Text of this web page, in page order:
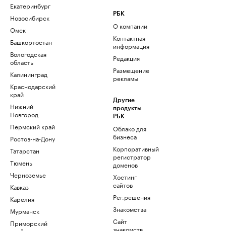
Екатеринбург
Новосибирск
Омск
Башкортостан
Вологодская
область
Калининград
Краснодарский
край
Нижний
Новгород
Пермский край
Ростов-на-Дону
Татарстан
Тюмень
Черноземье
Кавказ
Карелия
Мурманск
Приморский
РБК
О компании
Контактная
информация
Редакция
Размещение
рекламы
Другие
продукты
РБК
Облако для
бизнеса
Корпоративный
регистратор
доменов
Хостинг
сайтов
Рег.решения
Знакомства
Сайт
знакомств